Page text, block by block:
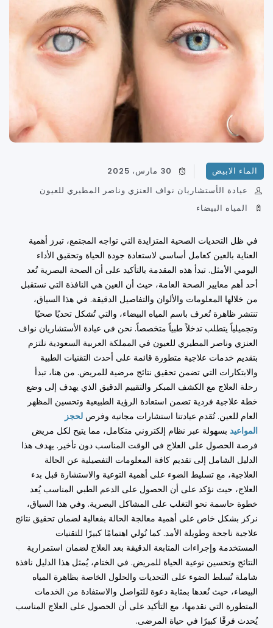
الماء الابيض
30 مارس، 2025
عيادة الأستشاريان نواف العنزي وناصر المطيري للعيون
المياه البيضاء
في ظل التحديات الصحية المتزايدة التي تواجه المجتمع، تبرز أهمية
العناية بالعين كعامل أساسي لاستعادة جودة الحياة وتحقيق الأداء
اليومي الأمثل. تبدأ هذه المقدمة بالتأكيد على أن الصحة البصرية تُعد
أحد أهم معايير الصحة العامة، حيث أن العين هي النافذة التي نستقبل
من خلالها المعلومات والألوان والتفاصيل الدقيقة. في هذا السياق،
تنتشر ظاهرة تُعرف باسم المياه البيضاء، والتي تُشكل تحديًا صحيًا
وتجميلياً يتطلب تدخلاً طبياً متخصصاً. نحن في عيادة الأستشاريان نواف
العنزي وناصر المطيري للعيون في المملكة العربية السعودية نلتزم
بتقديم خدمات علاجية متطورة قائمة على أحدث التقنيات الطبية
والابتكارات التي تضمن تحقيق نتائج مرضية للمريض. من هنا، تبدأ
رحلة العلاج مع الكشف المبكر والتقييم الدقيق الذي يهدف إلى وضع
خطة علاجية فردية تضمن استعادة الرؤية الطبيعية وتحسين المظهر
العام للعين. تُقدم عيادتنا استشارات مجانية وفرص لحجز
المواعيد بسهولة عبر نظام إلكتروني متكامل، مما يتيح لكل مريض
فرصة الحصول على العلاج في الوقت المناسب دون تأخير. يهدف هذا
الدليل الشامل إلى تقديم كافة المعلومات التفصيلية عن الحالة
العلاجية، مع تسليط الضوء على أهمية التوعية والاستشارة قبل بدء
العلاج، حيث نؤكد على أن الحصول على الدعم الطبي المناسب يُعد
خطوة حاسمة نحو التغلب على المشاكل البصرية. وفي هذا السياق،
نركز بشكل خاص على أهمية معالجة الحالة بفعالية لضمان تحقيق نتائج
علاجية ناجحة وطويلة الأمد. كما نُولي اهتمامًا كبيرًا للتقنيات
المستخدمة وإجراءات المتابعة الدقيقة بعد العلاج لضمان استمرارية
النتائج وتحسين نوعية الحياة للمريض. في الختام، يُمثل هذا الدليل نافذة
شاملة تُسلط الضوء على التحديات والحلول الخاصة بظاهرة المياه
البيضاء، حيث نُعدها بمثابة دعوة للتواصل والاستفادة من الخدمات
المتطورة التي نقدمها، مع التأكيد على أن الحصول على العلاج المناسب
يُحدث فرقًا كبيرًا في حياة المرضى.